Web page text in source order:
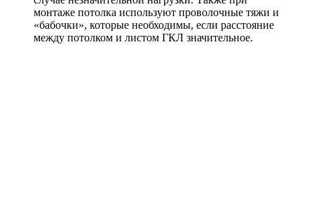
монтаже потолка используют проволочные тяжи и
«бабочки», которые необходимы, если расстояние
между потолком и листом ГКЛ значительное.